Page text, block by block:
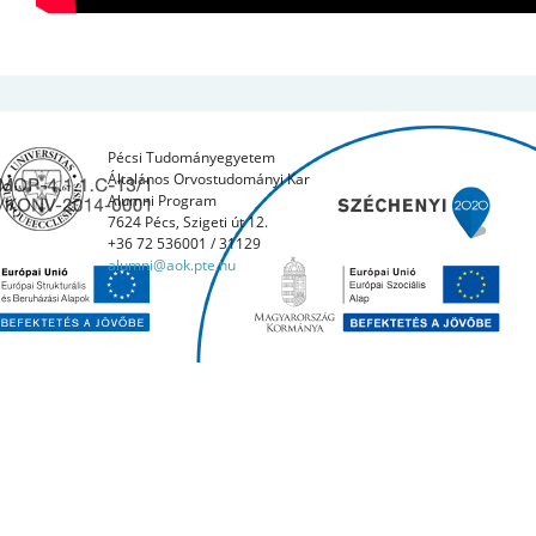
Pécsi Tudományegyetem
Általános Orvostudományi Kar
Alumni Program
7624 Pécs, Szigeti út 12.
+36 72 536001 / 31129
alumni@aok.pte.hu